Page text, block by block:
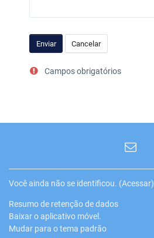
Campos obrigatórios
Você ainda não se identificou. (Acessar)
Resumo de retenção de dados
Baixar o aplicativo móvel.
Mudar para o tema padrão